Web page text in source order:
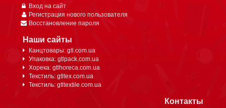
Вход на сайт
Регистрация нового пользователя
Восстановление пароля
Наши сайты
Канцтовары: gtl.com.ua
Упаковка: gtlpack.com.ua
Хорека: gtlhoreca.com.ua
Текстиль: gtltex.com.ua
Текстиль: gtltextile.com.ua
Контакты